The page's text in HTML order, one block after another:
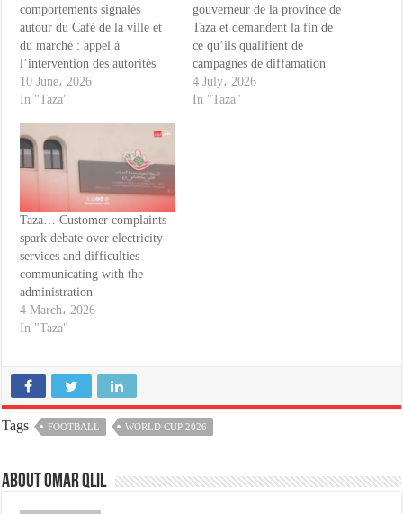
comportements signalés
autour du Café de la ville et
du marché : appel à
l’intervention des autorités
10 June، 2026
In "Taza"
gouverneur de la province de
Taza et demandent la fin de
ce qu’ils qualifient de
campagnes de diffamation
4 July، 2026
In "Taza"
Taza… Customer complaints
spark debate over electricity
services and difficulties
communicating with the
administration
4 March، 2026
In "Taza"
Tags FOOTBALL WORLD CUP 2026
About omar qlil